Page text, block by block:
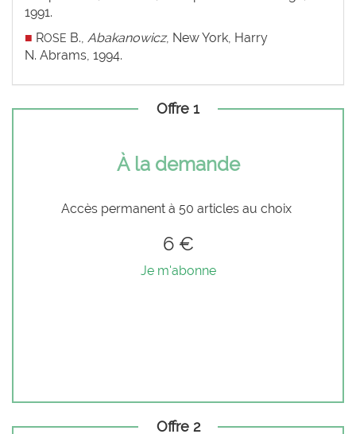
1991.
■ ROSE B., Abakanowicz, New York, Harry
N. Abrams, 1994.
Offre 1
À la demande
Accès permanent à 50 articles au choix
6 €
Je m'abonne
Offre 2